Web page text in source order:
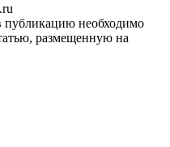
публикацию необходимо
размещенную на